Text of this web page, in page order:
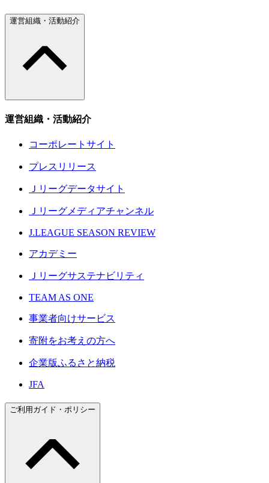
運営組織・活動紹介
運営組織・活動紹介
コーポレートサイト
プレスリリース
Ｊリーグデータサイト
Ｊリーグメディアチャンネル
J.LEAGUE SEASON REVIEW
アカデミー
Ｊリーグサステナビリティ
TEAM AS ONE
事業者向けサービス
寄附をお考えの方へ
企業版ふるさと納税
JFA
ご利用ガイド・ポリシー